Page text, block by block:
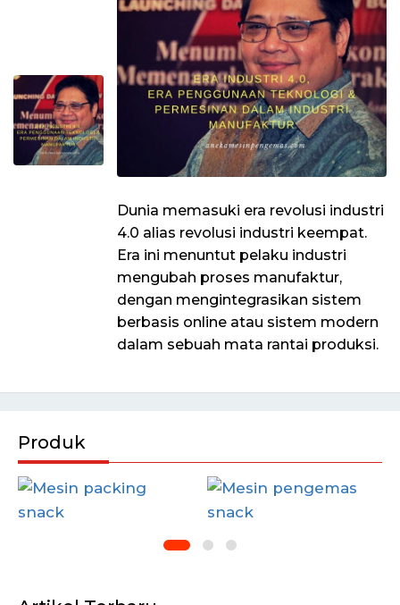
Dunia memasuki era revolusi industri
4.0 alias revolusi industri keempat.
Era ini menuntut pelaku industri
mengubah proses manufaktur,
dengan mengintegrasikan sistem
berbasis online atau sistem modern
dalam sebuah mata rantai produksi.
Produk